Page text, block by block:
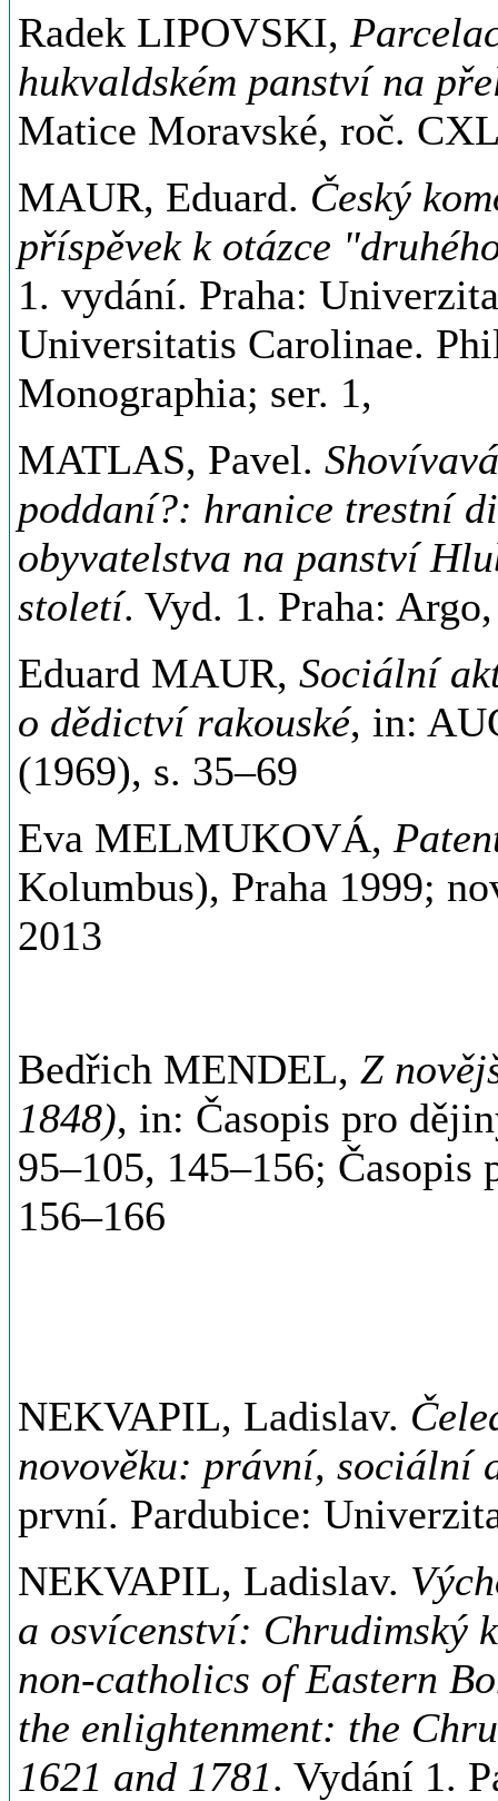
Radek LIPOVSKI,
hukvaldském panství na
Matice Moravské, roč.
MAUR, Eduard. Český
příspěvek k otázce
1. vydání. Praha:
Universitatis Carolinae.
Monographia; ser. 1,
MATLAS, Pavel.
poddaní?: hranice trestní
obyvatelstva na panství
století. Vyd. 1. Praha:
Eduard MAUR, Sociální
o dědictví rakouské, in:
(1969), s. 35–69
Eva MELMUKOVÁ,
Kolumbus), Praha 1999;
2013
Bedřich MENDEL, Z
1848), in: Časopis pro
95–105, 145–156;
156–166
NEKVAPIL, Ladislav.
novověku: právní, sociální
první. Pardubice:
NEKVAPIL, Ladislav.
a osvícenství: Chrudimský
non-catholics of Eastern
the enlightenment: the
1621 and 1781. Vydání 1.